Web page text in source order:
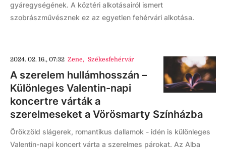
gyáregységének. A köztéri alkotásairól ismert
szobrászművésznek ez az egyetlen fehérvári alkotása.
2024. 02. 16., 07:32 Zene, Székesfehérvár
A szerelem hullámhosszán –
Különleges Valentin-napi
koncertre várták a
szerelmeseket a Vörösmarty Színházba
Örökzöld slágerek, romantikus dallamok - idén is különleges
Valentin-napi koncert várta a szerelmes párokat. Az Alba